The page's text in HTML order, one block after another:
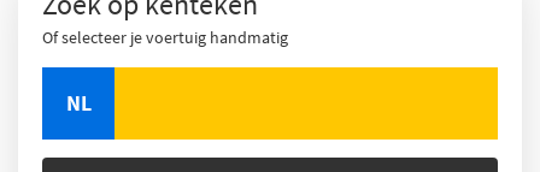
Of selecteer je voertuig handmatig
NL